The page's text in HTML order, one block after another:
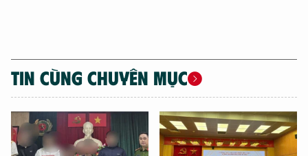
TIN CÙNG CHUYÊN MỤC